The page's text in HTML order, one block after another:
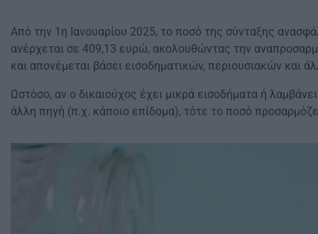
Από την 1η Ιανουαρίου 2025, το ποσό της σύνταξης
ανέρχεται σε 409,13 ευρώ, ακολουθώντας την
και απονέμεται βάσει εισοδηματικών, περιουσιακών και
Ωστόσο, αν ο δικαιούχος έχει μικρά εισοδήματα ή
άλλη πηγή (π.χ. κάποιο επίδομα), τότε το ποσό